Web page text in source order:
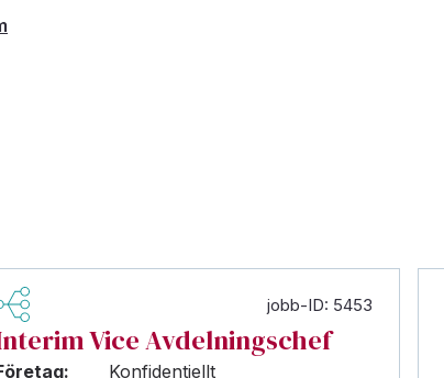
jobb-ID: 5453
Vice Avdelningschef
Konfidentiellt